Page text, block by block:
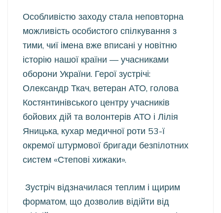
Особливістю заходу стала неповторна
можливість особистого спілкування з
тими, чиї імена вже вписані у новітню
історію нашої країни — учасниками
оборони України. Герої зустрічі:
Олександр Ткач, ветеран АТО, голова
Костянтинівського центру учасників
бойових дій та волонтерів АТО і Лілія
Яницька, кухар медичної роти 53-ї
окремої штурмової бригади безпілотних
систем «Степові хижаки».
Зустріч відзначилася теплим і щирим
форматом, що дозволив відійти від